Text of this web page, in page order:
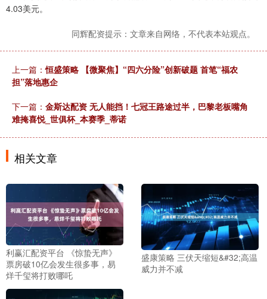
4.03美元。
同辉配资提示：文章来自网络，不代表本站观点。
上一篇：恒盛策略 【微聚焦】“四六分险”创新破题 首笔“福农
担”落地惠企
下一篇： 金斯达配资 无人能挡！七冠王路途过半，巴黎老板嘴角
难掩喜悦_世俱杯_本赛季_蒂诺
相关文章
利赢汇配资平台 《惊蛰无声》
票房破10亿会发生很多事，易
烊千玺将打败哪吒
盛康策略 三伏天缩短&#32;高温
威力并不减